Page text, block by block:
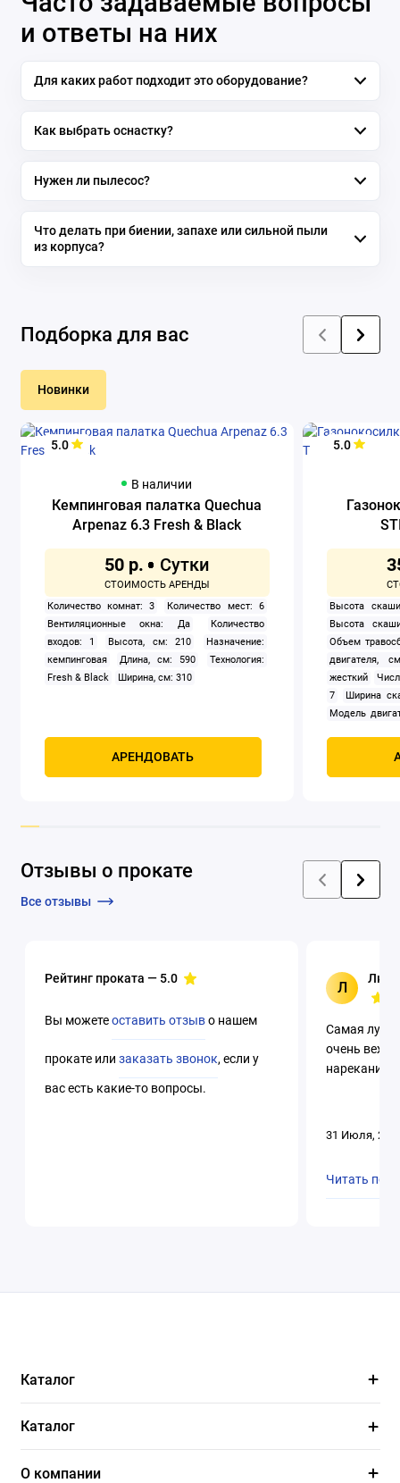
и ответы на них
Для каких работ подходит это оборудование?
Как выбрать оснастку?
Нужен ли пылесос?
Что делать при биении, запахе или сильной пыли
из корпуса?
Подборка для вас
Новинки
5.0
В наличии
Кемпинговая палатка Quechua
Arpenaz 6.3 Fresh & Black
50 р.
Количество комнат: 3
Количество мест: 6
Вентиляционные окна: Да
Количество
входов: 1
Высота, см: 210
Назначение:
кемпинговая
Длина, см: 590
Технология:
Fresh & Black
Ширина, см: 310
АРЕНДОВАТЬ
5.0
Высота
Высота
Объем
двигателя,
жесткий
7
Ширина
Модель
Отзывы о прокате
Все отзывы
Рейтинг проката — 5.0
Вы можетеоставить отзыво нашем
прокате илизаказать звонок, если у
вас есть какие-то вопросы.
Л
Самая
очень
нареканий.
31 Июля,
Читать
Каталог
Каталог
О компании